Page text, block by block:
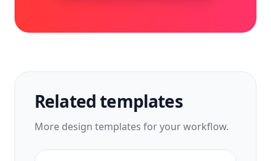
Related templates
More design templates for your workflow.